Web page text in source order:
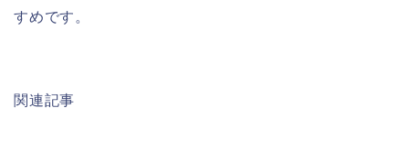
すめです。
関連記事